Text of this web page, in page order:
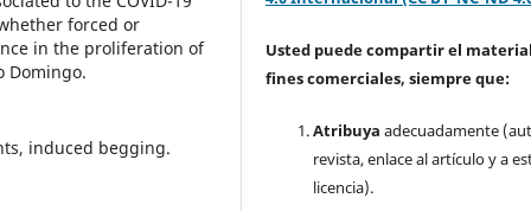
forced or
in the proliferation of
Domingo.
induced begging.
Usted puede compartir el
fines comerciales, siempre que:
Atribuya adecuadamente
revista, enlace al artículo y a
licencia).